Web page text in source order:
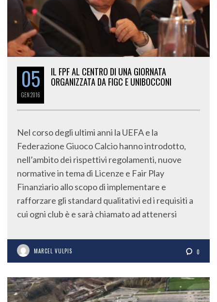
05
GEN2016
IL FPF AL CENTRO DI UNA GIORNATA
ORGANIZZATA DA FIGC E UNIBOCCONI
Nel corso degli ultimi anni la UEFA e la
Federazione Giuoco Calcio hanno introdotto,
nell’ambito dei rispettivi regolamenti, nuove
normative in tema di Licenze e Fair Play
Finanziario allo scopo di implementare e
rafforzare gli standard qualitativi ed i requisiti a
cui ogni club è e sarà chiamato ad attenersi
MARCEL VULPIS 0